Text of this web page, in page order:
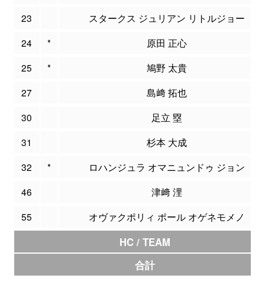
23
スタークス ジュリアン リトルジョー
24
*
原田 正心
25
*
鳩野 太貴
27
島﨑 拓也
30
足立 塁
31
杉本 大成
32
*
ロハンジュラ オマニュンドゥ ジョン
46
津﨑 浬
55
オヴァクポリィ ポール オゲネモメノ
HC / TEAM
合計